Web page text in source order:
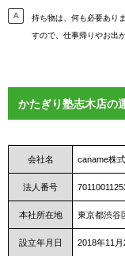
持ち物は、何も必要あり
すので、仕事帰りやお出
かたぎり塾志木店の
会社名 caname株
法人番号
本社所在地 東京都渋谷
設立年月日 2018年11月